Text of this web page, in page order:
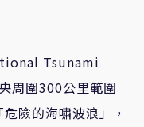
Tsunami
周圍300公里範圍
險的海嘯波浪」，